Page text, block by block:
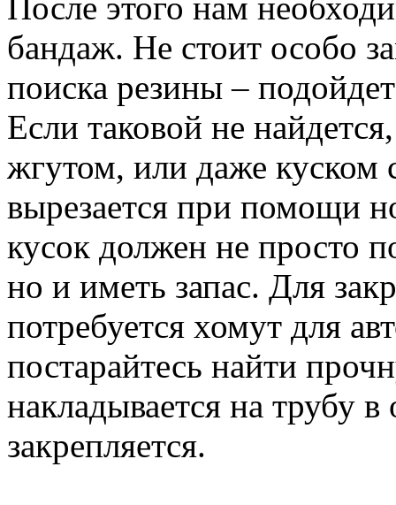
После этого нам
бандаж. Не стоит особо
поиска резины –
Если таковой не
жгутом, или даже куском
вырезается при помощи
кусок должен не просто
но и иметь запас. Для
потребуется хомут для
постарайтесь найти
накладывается на трубу
закрепляется.